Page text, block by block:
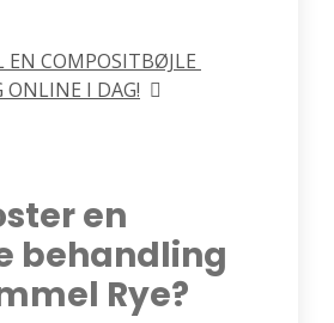
COMPOSITBØJLE
I DAG!
en
behandling
Rye?